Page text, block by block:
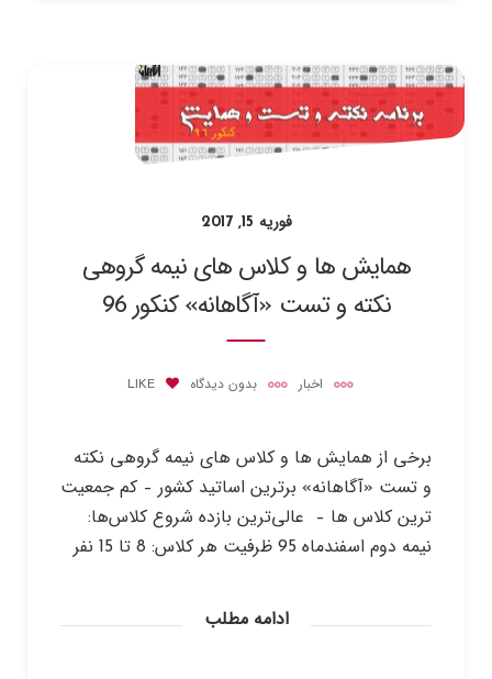
فوریه 15, 2017
همایش ها و کلاس های نیمه گروهی
نکته و تست «آگاهانه» کنکور 96
اخبار بدون دیدگاه LIKE
برخی از همایش­ ها و کلاس های نیمه گروهی نکته
و تست «آگاهانه» برترین اساتید کشور – کم جمعیت
­ترین کلاس ­ها – عالی‌ترین بازده شروع کلاس‌ها:
نیمه دوم اسفندماه 95 ظرفیت هر کلاس: 8 تا 15 نفر
ادامه مطلب